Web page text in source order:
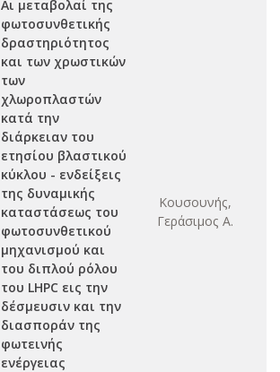
Αι μεταβολαί της
φωτοσυνθετικής
δραστηριότητος
και των χρωστικών
των
χλωροπλαστών
κατά την
διάρκειαν του
ετησίου βλαστικού
κύκλου - ενδείξεις
της δυναμικής
καταστάσεως του
φωτοσυνθετικού
μηχανισμού και
του διπλού ρόλου
του LHPC εις την
δέσμευσιν και την
διασποράν της
φωτεινής
ενέργειας
Κουσουνής,
Γεράσιμος Α.